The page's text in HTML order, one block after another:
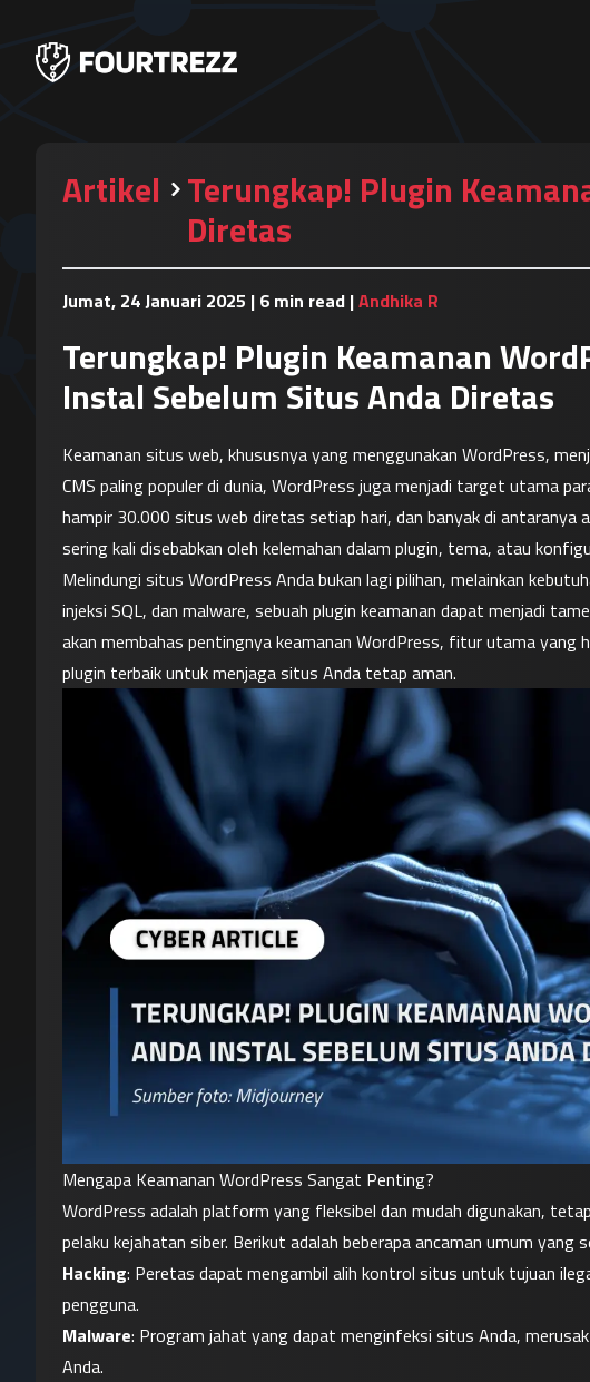
Artikel Terungkap! Plugin
Diretas
Jumat, 24 Januari 2025 | 6 min read |Andhika R
Terungkap! Plugin Keamanan
Instal Sebelum Situs Anda Diretas
Keamanan situs web, khususnya yang menggunakan WordPress,
CMS paling populer di dunia, WordPress juga menjadi target utama
hampir 30.000 situs web diretas setiap hari, dan banyak di antaranya
sering kali disebabkan oleh kelemahan dalam plugin, tema, atau
Melindungi situs WordPress Anda bukan lagi pilihan, melainkan
injeksi SQL, dan malware, sebuah plugin keamanan dapat menjadi
akan membahas pentingnya keamanan WordPress, fitur utama yang
plugin terbaik untuk menjaga situs Anda tetap aman.
Mengapa Keamanan WordPress Sangat Penting?
WordPress adalah platform yang fleksibel dan mudah digunakan,
pelaku kejahatan siber. Berikut adalah beberapa ancaman umum
Hacking: Peretas dapat mengambil alih kontrol situs untuk tujuan
pengguna.
Malware: Program jahat yang dapat menginfeksi situs Anda,
Anda.